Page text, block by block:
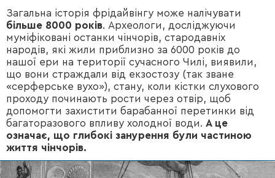
Загальна історія фрідайвінгу може налічувати
більше 8000 років. Археологи, досліджуючи
муміфіковані останки чінчорів, стародавніх
народів, які жили приблизно за 6000 років до
нашої ери на території сучасного Чилі, виявили,
що вони страждали від екзостозу (так зване
«серферське вухо»), стану, коли кістки слухового
проходу починають рости через отвір, щоб
допомогти захистити барабанної перетинки від
багаторазового впливу холодної води. А це
означає, що глибокі занурення були частиною
життя чінчорів.